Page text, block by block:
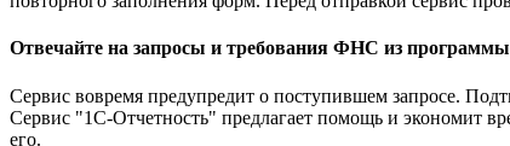
Отвечайте на запросы и требования ФНС из
Сервис вовремя предупредит о поступившем запросе.
Сервис "1С-Отчетность" предлагает помощь и экономит
его.